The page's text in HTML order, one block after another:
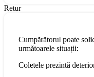
Retur
Cumpărătorul poate
următoarele situații:
Coletele prezintă